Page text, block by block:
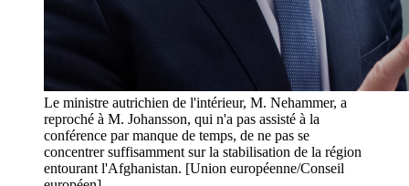
Le ministre autrichien de l'intérieur, M. Nehammer, a
reproché à M. Johansson, qui n'a pas assisté à la
conférence par manque de temps, de ne pas se
concentrer suffisamment sur la stabilisation de la région
entourant l'Afghanistan. [Union européenne/Conseil